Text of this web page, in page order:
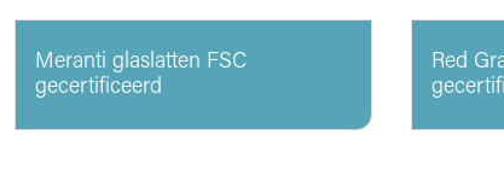
Meranti glaslatten FSC
gecertificeerd
Red